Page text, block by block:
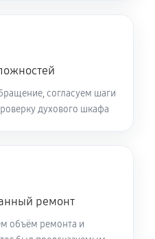
согласуем шаги
духового шкафа
ремонт
объём ремонта и